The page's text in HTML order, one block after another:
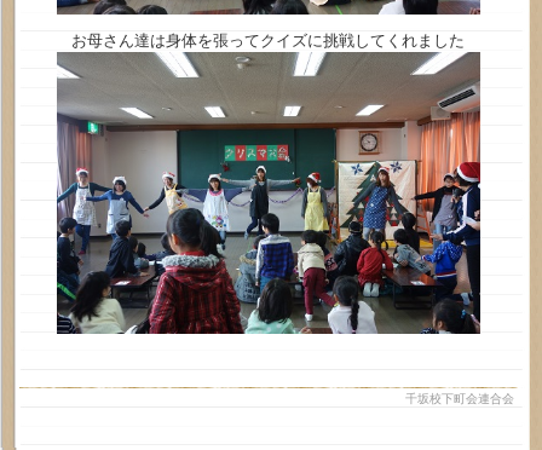
お母さん達は身体を張ってクイズに挑戦してくれました
千坂校下町会連合会